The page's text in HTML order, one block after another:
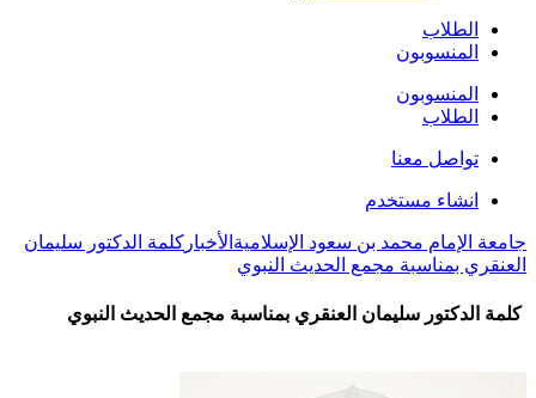
الطلاب
المنسوبون
المنسوبون
الطلاب
تواصل معنا
انشاء مستخدم
جامعة الإمام محمد بن سعود الإسلامية الأخبار كلمة الدكتور سليمان
العنقري بمناسبة مجمع الحديث النبوي
كلمة الدكتور سليمان العنقري بمناسبة مجمع الحديث النبوي